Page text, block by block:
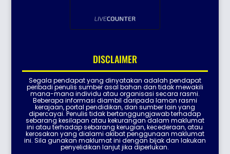
DISCLAIMER
Segala pendapat yang dinyatakan adalah pendapat
peribadi penulis sumber asal bahan dan tidak mewakili
mana-mana individu atau organisasi secara rasmi.
Beberapa informasi diambil daripada laman rasmi
kerajaan, portal pendidikan, dan sumber lain yang
dipercayai. Penulis tidak bertanggungjawab terhadap
sebarang kesilapan atau kekurangan dalam maklumat
ini atau terhadap sebarang kerugian, kecederaan, atau
kerosakan yang dialami akibat penggunaan maklumat
ini. Sila gunakan maklumat ini dengan bijak dan lakukan
penyelidikan lanjut jika diperlukan.